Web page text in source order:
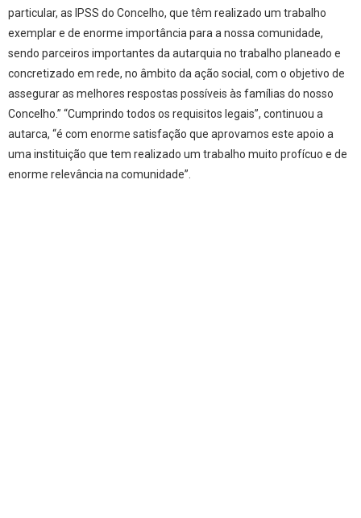
particular, as IPSS do Concelho, que têm realizado um trabalho
exemplar e de enorme importância para a nossa comunidade,
sendo parceiros importantes da autarquia no trabalho planeado e
concretizado em rede, no âmbito da ação social, com o objetivo de
assegurar as melhores respostas possíveis às famílias do nosso
Concelho.” “Cumprindo todos os requisitos legais”, continuou a
autarca, “é com enorme satisfação que aprovamos este apoio a
uma instituição que tem realizado um trabalho muito profícuo e de
enorme relevância na comunidade”.